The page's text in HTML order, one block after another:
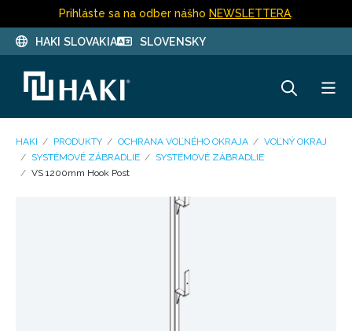
Prihláste sa na odber nášho NEWSLETTERA.
HAKI SLOVAKIA SLOVENSKY
HAKI PRODUKTY OCHRANA VOĽNÉHO OKRAJA
VOĽNÝ OKRAJ
SYSTÉMOVÉ ZÁBRADLIE
SYSTÉMOVÉ ZÁBRADLIE
VS 1200mm Hook Post